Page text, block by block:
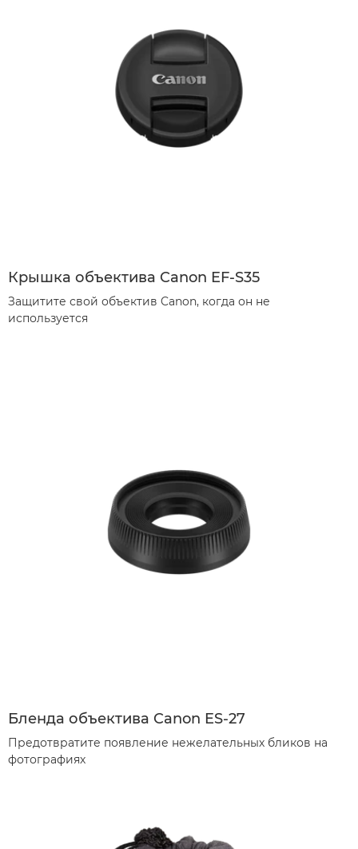
Крышка объектива Canon EF-S35
Защитите свой объектив Canon, когда он не
используется
Бленда объектива Canon ES-27
Предотвратите появление нежелательных бликов на
фотографиях